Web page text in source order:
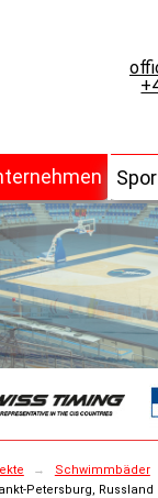
→
Schwimmbäder
Petersburg, Russland